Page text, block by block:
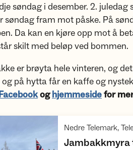
søndag i desember. 2. juledag
søndag fram mot påske. På
Da kan en kjøre opp mot å
skilt med beløp ved bommen.
er brøyta hele vinteren, og
på hytta får en kaffe og
oghjemmesidefor
Nedre Telemark,